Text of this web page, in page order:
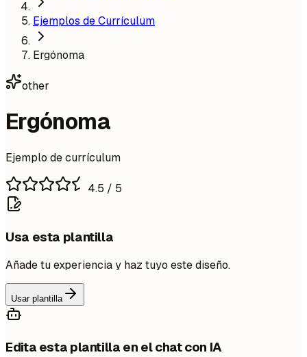
Ejemplos de Currículum
Ergónoma
other
Ergónoma
Ejemplo de currículum
4.5 / 5
Usa esta plantilla
Añade tu experiencia y haz tuyo este diseño.
Usar plantilla
Edita esta plantilla en el chat con IA